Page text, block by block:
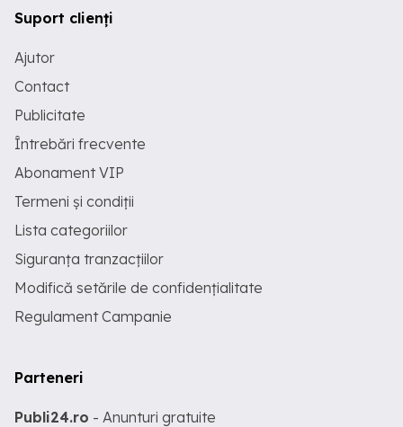
Suport clienți
Ajutor
Contact
Publicitate
Întrebări frecvente
Abonament VIP
Termeni și condiții
Lista categoriilor
Siguranța tranzacțiilor
Modifică setările de confidențialitate
Regulament Campanie
Parteneri
Publi24.ro - Anunturi gratuite